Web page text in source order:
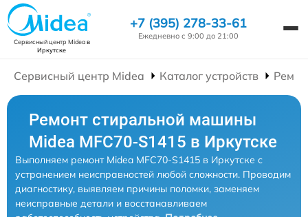
Сервисный центр Mideaв
Иркутске
+7 (395) 278-33-61
Ежедневно с 9:00 до 21:00
Сервисный центр Midea Каталог устройств
Ремонт стиральной машины
Midea MFС70-S1415 в Иркутске
Выполняем ремонт Midea MFС70-S1415 в Иркутске с
устранением неисправностей любой сложности. Проводим
диагностику, выявляем причины поломки, заменяем
неисправные детали и восстанавливаем